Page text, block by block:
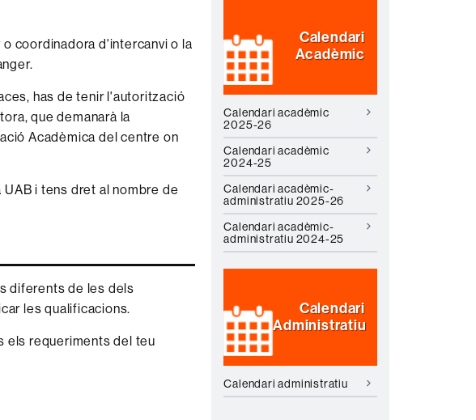
coordinadora d'intercanvi o la
has de tenir l'autorització
que demanarà la
Acadèmica del centre on
i tens dret al nombre de
diferents de les dels
les qualificacions.
els requeriments del teu
Calendari
Acadèmic
Calendari acadèmic
2025-26
Calendari acadèmic
2024-25
Calendari acadèmic-
administratiu 2025-26
Calendari acadèmic-
administratiu 2024-25
Calendari
Administratiu
Calendari administratiu